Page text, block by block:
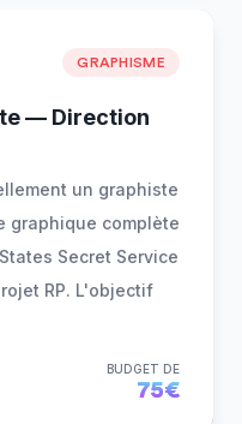
GRAPHISME
— Direction
un graphiste
graphique complète
Secret Service
RP. L'objectif
BUDGET DE
75€